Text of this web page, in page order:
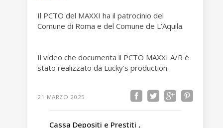
Il PCTO del MAXXI ha il patrocinio del
Comune di Roma e del Comune de L’Aquila.
Il video che documenta il PCTO MAXXI A/R è
stato realizzato da Lucky’s production.
21 MARZO 2025
Cassa Depositi e Prestiti